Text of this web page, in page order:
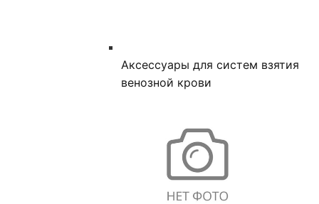
Аксессуары для систем взятия
венозной крови